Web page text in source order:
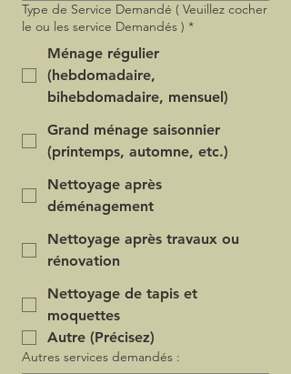
Type de Service Demandé ( Veuillez cocher
le ou les service Demandés ) *
Ménage régulier
(hebdomadaire,
bihebdomadaire, mensuel)
Grand ménage saisonnier
(printemps, automne, etc.)
Nettoyage après
déménagement
Nettoyage après travaux ou
rénovation
Nettoyage de tapis et
moquettes
Autre (Précisez)
Autres services demandés :